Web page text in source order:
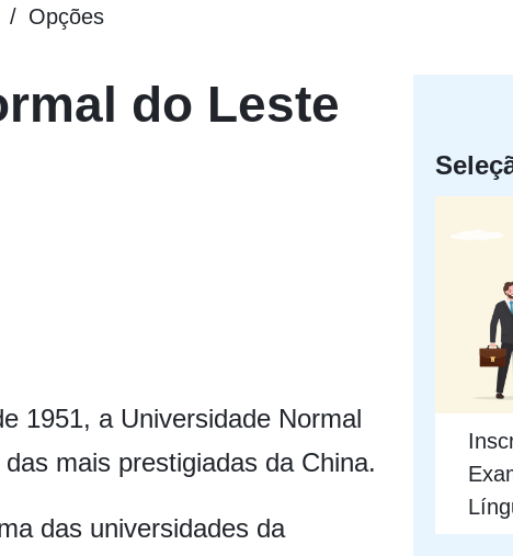
Opções
do Leste
1951, a Universidade Normal
mais prestigiadas da China.
das universidades da